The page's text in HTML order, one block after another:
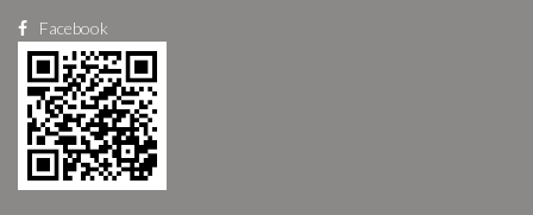
Facebook